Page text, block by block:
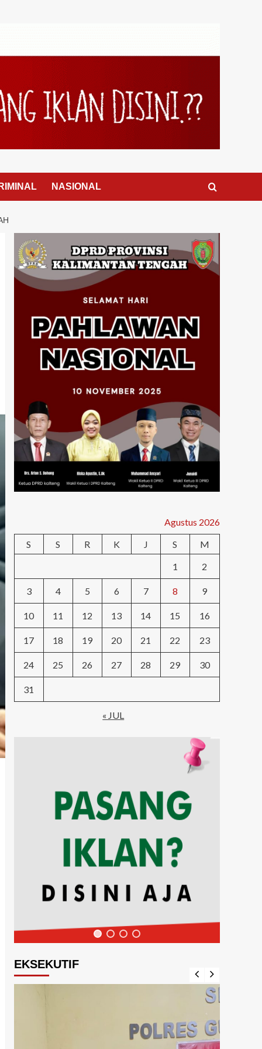
NASIONAL
Agustus 2026
S
S R K J S
M
1
2
3 4 5 6 7 8 9
10 11 12 13 14 15 16
17 18 19 20 21 22 23
24 25 26 27 28 29 30
31
« JUL
EKSEKUTIF